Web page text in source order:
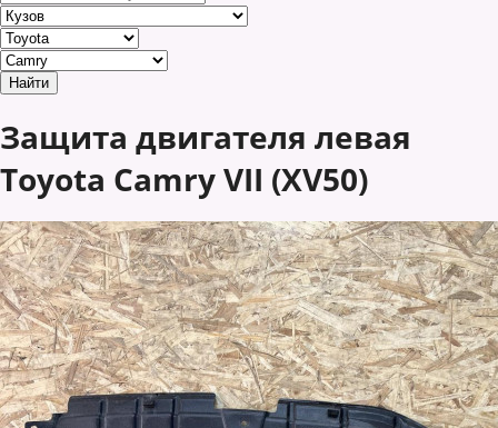
Защита двигателя левая
Toyota Camry VII (XV50)